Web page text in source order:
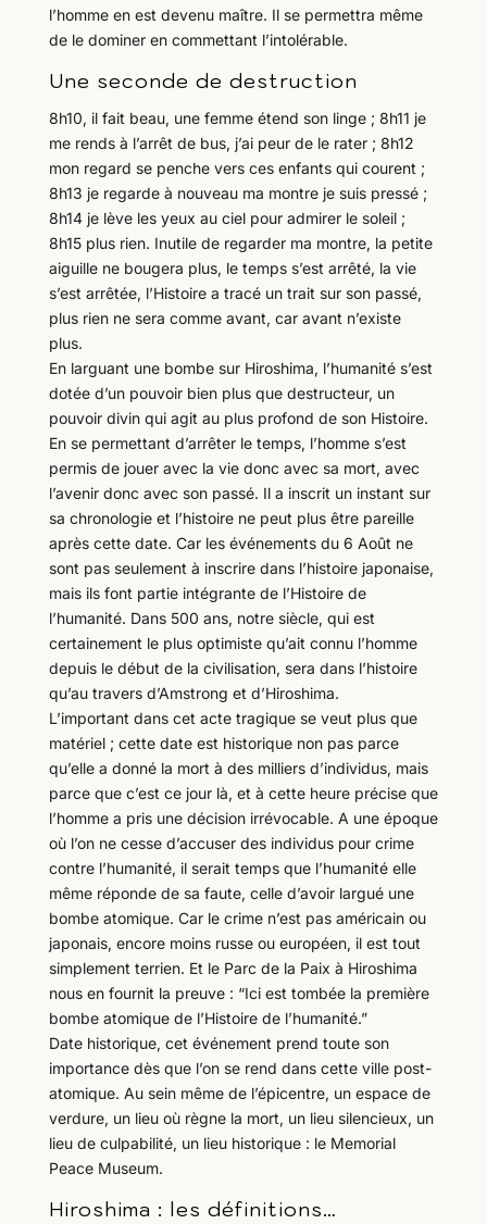
l’homme en est devenu maître. Il se permettra même
de le dominer en commettant l’intolérable.
Une seconde de destruction
8h10, il fait beau, une femme étend son linge ; 8h11 je
me rends à l’arrêt de bus, j’ai peur de le rater ; 8h12
mon regard se penche vers ces enfants qui courent ;
8h13 je regarde à nouveau ma montre je suis pressé ;
8h14 je lève les yeux au ciel pour admirer le soleil ;
8h15 plus rien. Inutile de regarder ma montre, la petite
aiguille ne bougera plus, le temps s’est arrêté, la vie
s’est arrêtée, l’Histoire a tracé un trait sur son passé,
plus rien ne sera comme avant, car avant n’existe
plus.
En larguant une bombe sur Hiroshima, l’humanité s’est
dotée d’un pouvoir bien plus que destructeur, un
pouvoir divin qui agit au plus profond de son Histoire.
En se permettant d’arrêter le temps, l’homme s’est
permis de jouer avec la vie donc avec sa mort, avec
l’avenir donc avec son passé. Il a inscrit un instant sur
sa chronologie et l’histoire ne peut plus être pareille
après cette date. Car les événements du 6 Août ne
sont pas seulement à inscrire dans l’histoire japonaise,
mais ils font partie intégrante de l’Histoire de
l’humanité. Dans 500 ans, notre siècle, qui est
certainement le plus optimiste qu’ait connu l’homme
depuis le début de la civilisation, sera dans l’histoire
qu’au travers d’Amstrong et d’Hiroshima.
L’important dans cet acte tragique se veut plus que
matériel ; cette date est historique non pas parce
qu’elle a donné la mort à des milliers d’individus, mais
parce que c’est ce jour là, et à cette heure précise que
l’homme a pris une décision irrévocable. A une époque
où l’on ne cesse d’accuser des individus pour crime
contre l’humanité, il serait temps que l’humanité elle
même réponde de sa faute, celle d’avoir largué une
bombe atomique. Car le crime n’est pas américain ou
japonais, encore moins russe ou européen, il est tout
simplement terrien. Et le Parc de la Paix à Hiroshima
nous en fournit la preuve : “Ici est tombée la première
bombe atomique de l’Histoire de l’humanité.”
Date historique, cet événement prend toute son
importance dès que l’on se rend dans cette ville post-
atomique. Au sein même de l’épicentre, un espace de
verdure, un lieu où règne la mort, un lieu silencieux, un
lieu de culpabilité, un lieu historique : le Memorial
Peace Museum.
Hiroshima : les définitions…